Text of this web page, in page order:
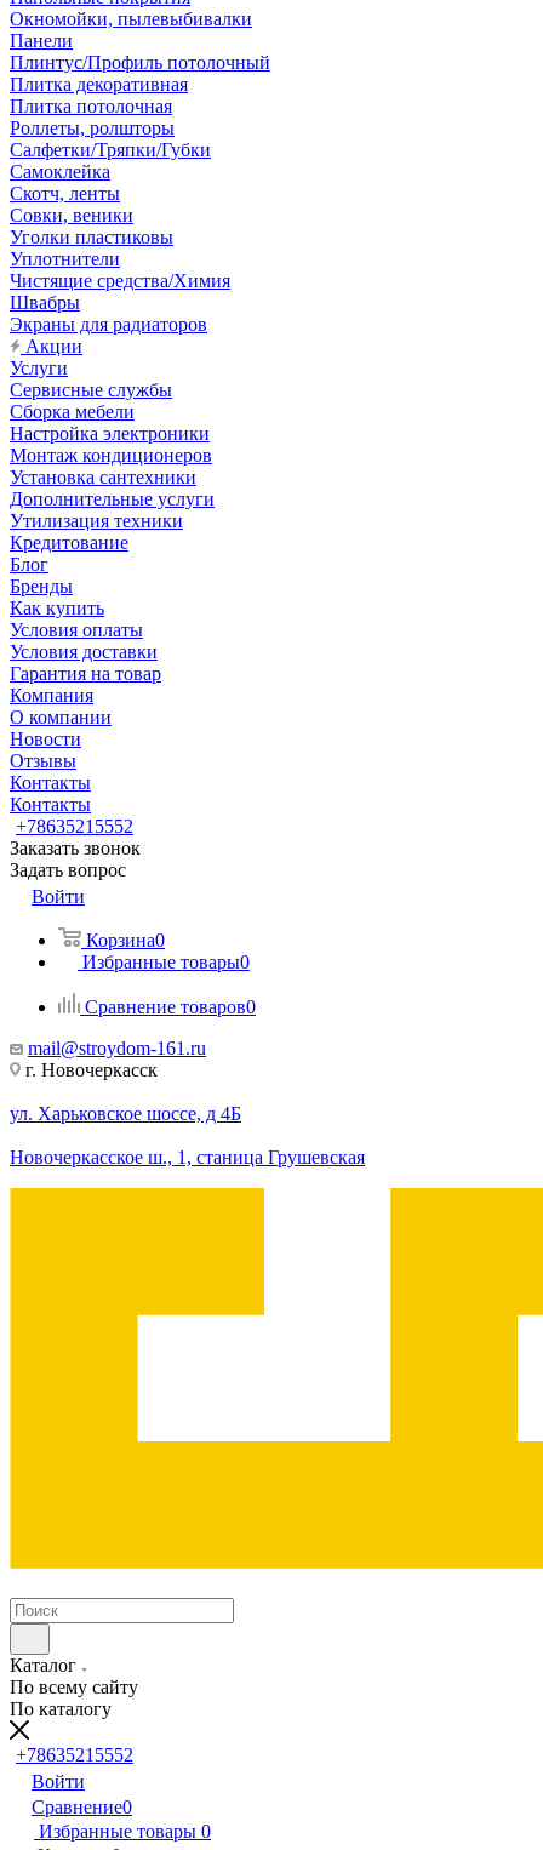
Окномойки, пылевыбивалки
Панели
Плинтус/Профиль потолочный
Плитка декоративная
Плитка потолочная
Роллеты, ролшторы
Салфетки/Тряпки/Губки
Самоклейка
Скотч, ленты
Совки, веники
Уголки пластиковы
Уплотнители
Чистящие средства/Химия
Швабры
Экраны для радиаторов
Акции
Услуги
Сервисные службы
Сборка мебели
Настройка электроники
Монтаж кондиционеров
Установка сантехники
Дополнительные услуги
Утилизация техники
Кредитование
Блог
Бренды
Как купить
Условия оплаты
Условия доставки
Гарантия на товар
Компания
О компании
Новости
Отзывы
Контакты
Контакты
+78635215552
Заказать звонок
Задать вопрос
Войти
Корзина0
Избранные товары0
Сравнение товаров0
mail@stroydom-161.ru
г. Новочеркасск
ул. Харьковское шоссе, д 4Б
Новочеркасское ш., 1, станица Грушевская
Каталог
По всему сайту
По каталогу
+78635215552
Войти
Сравнение0
Избранные товары 0